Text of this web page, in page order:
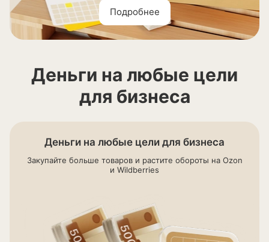
Подробнее
Деньги на любые цели
для бизнеса
Деньги на любые цели для бизнеса
Закупайте больше товаров и растите обороты на Ozon
и Wildberries